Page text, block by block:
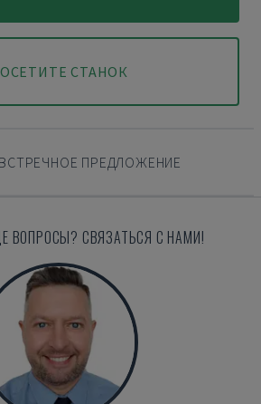
СТАНОК
ПРЕДЛОЖЕНИЕ
ВОПРОСЫ? СВЯЗАТЬСЯ С НАМИ!